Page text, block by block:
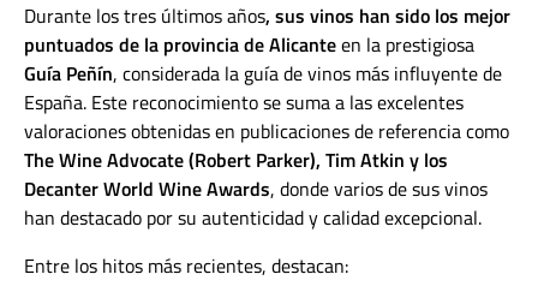
Durante los tres últimos años, sus vinos han sido los mejor
puntuados de la provincia de Alicanteen la prestigiosa
Guía Peñín, considerada la guía de vinos más influyente de
España. Este reconocimiento se suma a las excelentes
valoraciones obtenidas en publicaciones de referencia como
The Wine Advocate (Robert Parker), Tim Atkin y los
Decanter World Wine Awards, donde varios de sus vinos
han destacado por su autenticidad y calidad excepcional.
Entre los hitos más recientes, destacan: